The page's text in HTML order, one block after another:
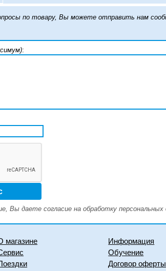
по товару, Вы можете отправить нам
:
Вы даете согласие на обработку персональных
магазине
Информация
Обучение
Договор оферты